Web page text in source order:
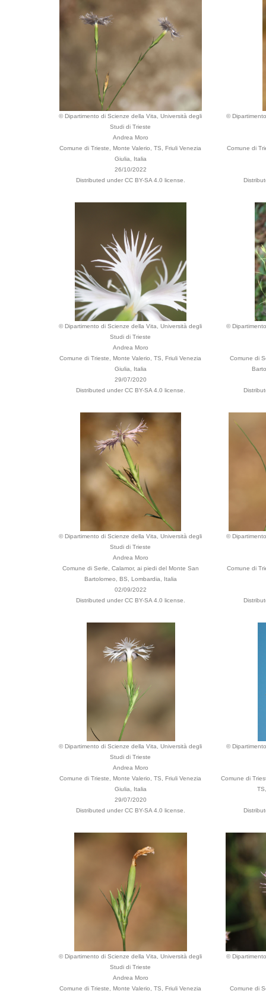
© Dipartimento di Scienze della Vita, Università degli
Studi di Trieste
Andrea Moro
Comune di Trieste, Monte Valerio, TS, Friuli Venezia
Giulia, Italia
26/10/2022
Distributed under CC BY-SA 4.0 license.
©
Comune di
© Dipartimento di Scienze della Vita, Università degli
Studi di Trieste
Andrea Moro
Comune di Trieste, Monte Valerio, TS, Friuli Venezia
Giulia, Italia
29/07/2020
Distributed under CC BY-SA 4.0 license.
©
Comune di
© Dipartimento di Scienze della Vita, Università degli
Studi di Trieste
Andrea Moro
Comune di Serle, Calamor, ai piedi del Monte San
Bartolomeo, BS, Lombardia, Italia
02/09/2022
Distributed under CC BY-SA 4.0 license.
©
Comune di
© Dipartimento di Scienze della Vita, Università degli
Studi di Trieste
Andrea Moro
Comune di Trieste, Monte Valerio, TS, Friuli Venezia
Giulia, Italia
29/07/2020
Distributed under CC BY-SA 4.0 license.
©
Comune di
© Dipartimento di Scienze della Vita, Università degli
Studi di Trieste
Andrea Moro
Comune di Trieste, Monte Valerio, TS, Friuli Venezia
©
Comune di